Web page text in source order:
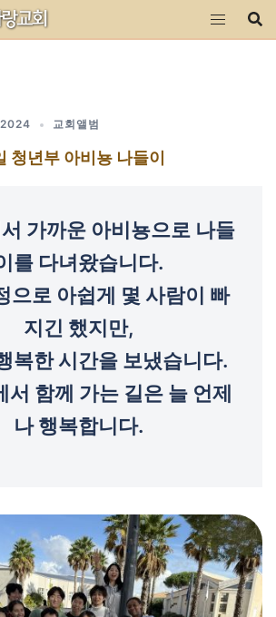
교회앨범
청년부 아비뇽 나들이
가까운 아비뇽으로 나들
를 다녀왔습니다.
으로 아쉽게 몇 사람이 빠
지긴 했지만,
복한 시간을 보냈습니다.
서 함께 가는 길은 늘 언제
나 행복합니다.